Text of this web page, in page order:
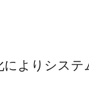
によりシス